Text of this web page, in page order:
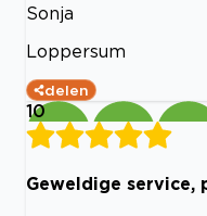
Sonja
Loppersum
delen
10
Geweldige service,